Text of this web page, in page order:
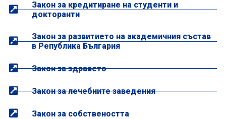
Закон за кредитиране на студенти и
докторанти
Закон за развитието на академичния състав
в Република България
Закон за здравето
Закон за лечебните заведения
Закон за собствеността